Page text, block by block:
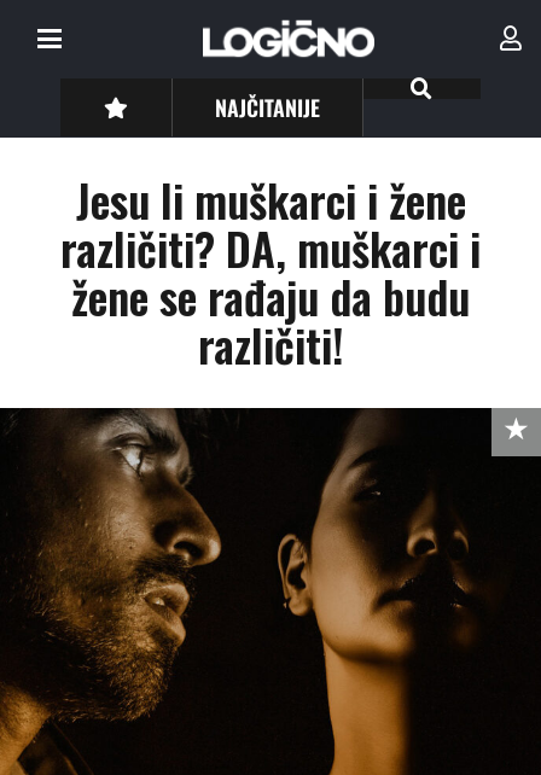
NAJČITANIJE
Jesu li muškarci i žene
različiti? DA, muškarci i
žene se rađaju da budu
različiti!